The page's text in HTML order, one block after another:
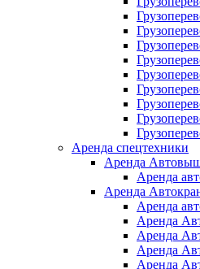
Аренда спецтехники
Аренда
Аренда
Аренда
Аренда
Аренда
Аренда
Аренда
Аренда